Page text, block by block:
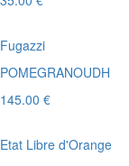
Fugazzi
POMEGRANOUDH
145.00 €
Etat Libre d'Orange